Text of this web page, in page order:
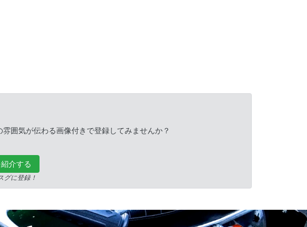
囲気が伝わる画像付きで登録してみませんか？
介する
グに登録！